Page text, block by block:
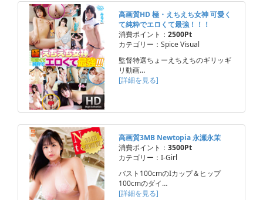
高画質HD 極・えちえち女神 可愛く
て純粋でエロくて最強！！！
消費ポイント： 2500Pt
カテゴリー：Spice Visual
監督特選ちょーえちえちのギリッギ
リ動画…
[詳細を見る]
高画質3MB Newtopia 永瀬永茉
消費ポイント： 3500Pt
カテゴリー：I-Girl
バスト100cmのIカップ＆ヒップ
100cmのダイ…
[詳細を見る]